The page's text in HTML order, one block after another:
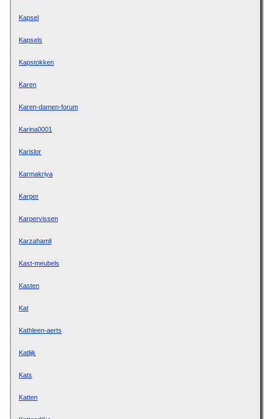
Kapsel
Kapsels
Kapstokken
Karen
Karen-damen-forum
Karina0001
Karislor
Karmakriya
Karper
Karpervissen
Karzahamli
Kast-meubels
Kasten
Kat
Kathleen-aerts
Katlijk
Kats
Katten